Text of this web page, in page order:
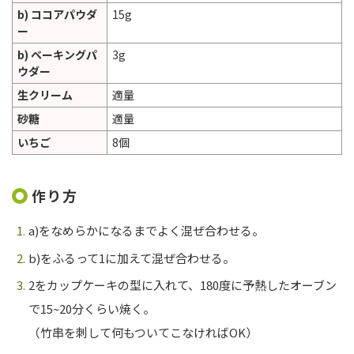
b) ココアパウダ
ー
15g
b) ベーキングパ
ウダー
3g
生クリーム
適量
砂糖
適量
いちご
8個
作り方
a)をなめらかになるまでよく混ぜ合わせる。
b)をふるって1に加えて混ぜ合わせる。
2をカップケーキの型に入れて、180度に予熱したオーブン
で15~20分くらい焼く。
（竹串を刺して何もついてこなければOK）